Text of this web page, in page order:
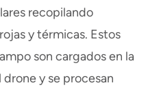
recopilando
y térmicas. Estos
son cargados en la
y se procesan